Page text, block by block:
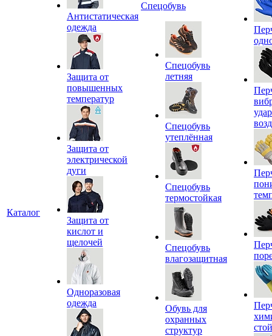
Каталог
Антистатическая
одежда
Защита от
повышенных
температур
Защита от
электрической
дуги
Защита от
кислот и
щелочей
Одноразовая
одежда
Спецобувь
Спецобувь
летняя
Спецобувь
утеплённая
Спецобувь
термостойкая
Спецобувь
влагозащитная
Обувь для
охранных
структур